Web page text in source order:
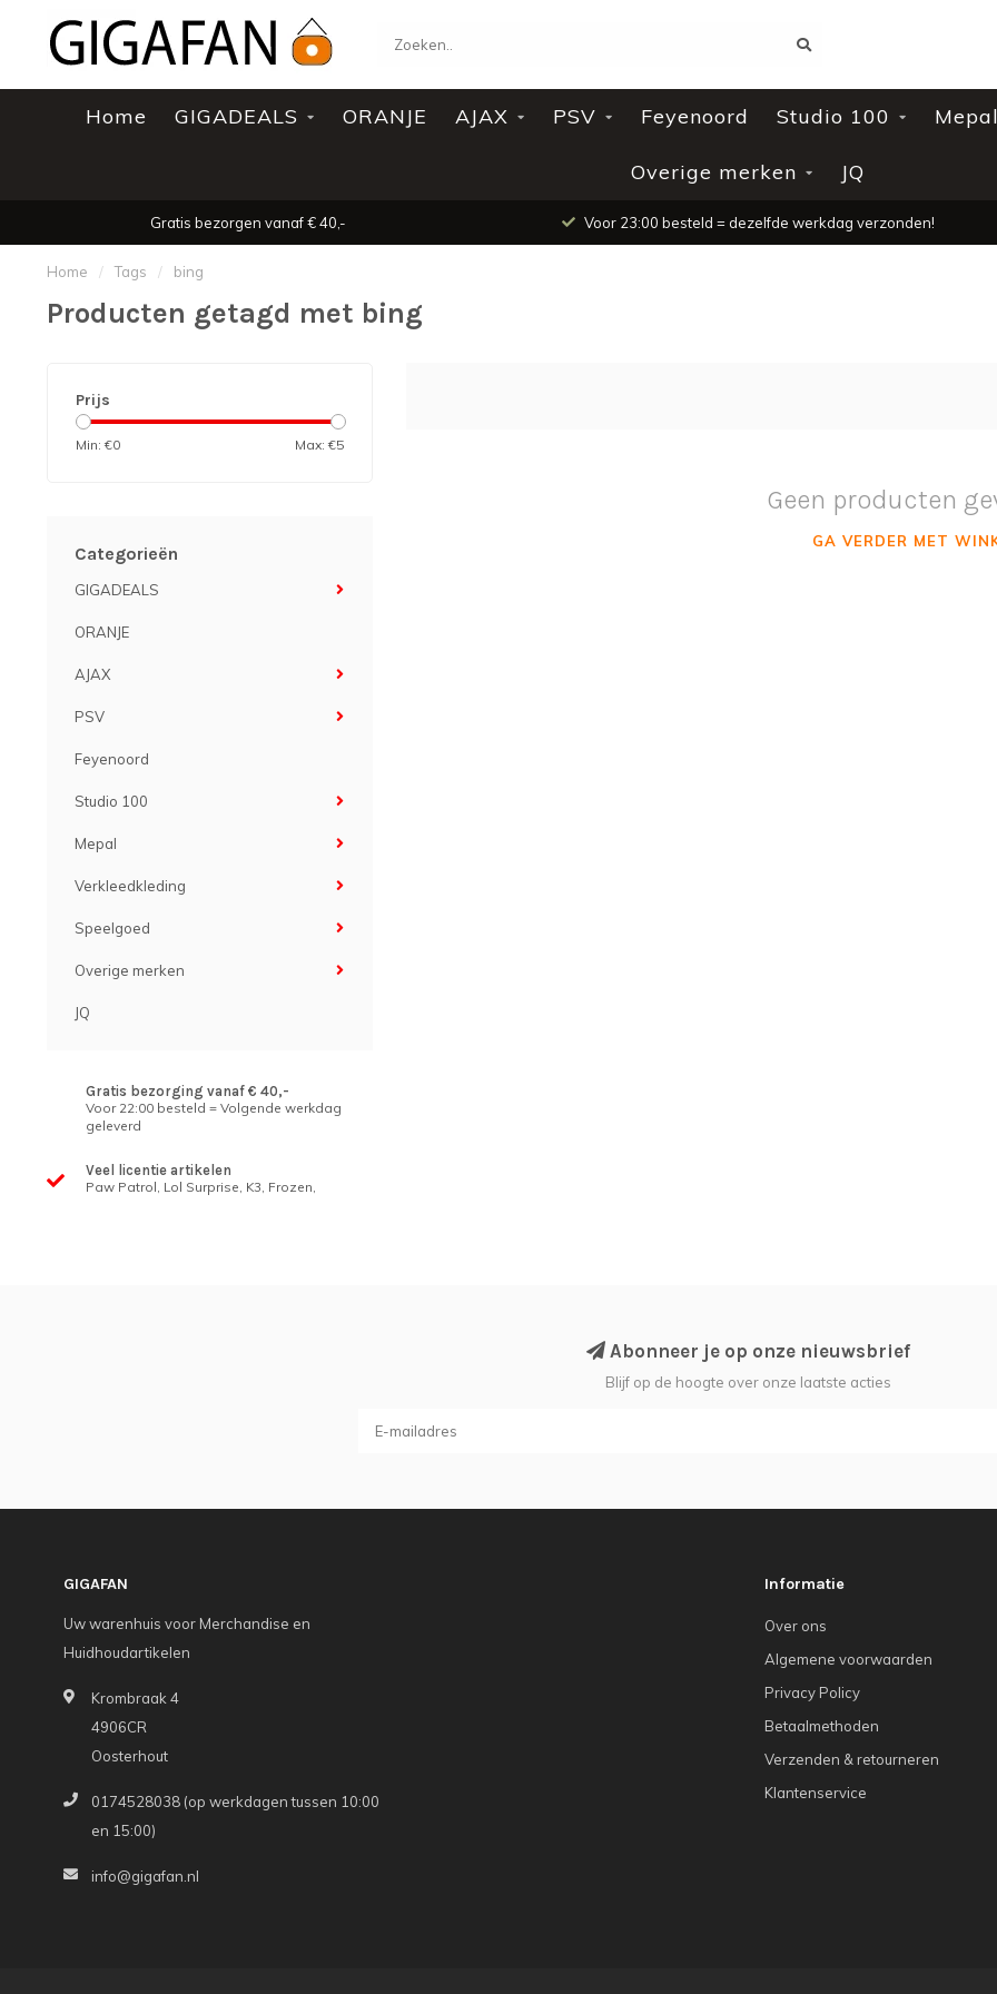
Home GIGADEALS ORANJE AJAX PSV Feyenoord Studio 100 Mepal
Overige merken JQ
Gratis bezorgen vanaf € 40,- Voor 23:00 besteld = dezelfde werkdag verzonden!
Home / Tags / bing
Producten getagd met bing
Prijs
Min: €0 Max: €5
Categorieën
GIGADEALS
ORANJE
AJAX
PSV
Feyenoord
Studio 100
Mepal
Verkleedkleding
Speelgoed
Overige merken
JQ
Gratis bezorging vanaf € 40,-
Voor 22:00 besteld = Volgende werkdag
geleverd
Veel licentie artikelen
Paw Patrol, Lol Surprise, K3, Frozen,
Geen producten
GA VERDER MET
Abonneer je op onze nieuwsbrief
Blijf op de hoogte over onze laatste acties
GIGAFAN
Uw warenhuis voor Merchandise en
Huidhoudartikelen
Krombraak 4
4906CR
Oosterhout
0174528038 (op werkdagen tussen 10:00
en 15:00)
info@gigafan.nl
Informatie
Over ons
Algemene voorwaarden
Privacy Policy
Betaalmethoden
Verzenden & retourneren
Klantenservice